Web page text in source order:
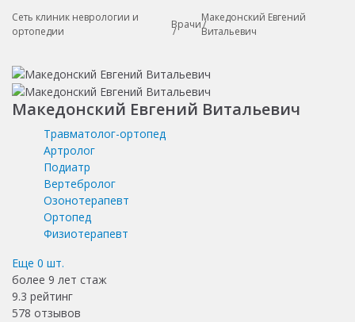
Сеть клиник неврологии и
ортопедии
Врачи
Македонский Евгений
Витальевич
Македонский Евгений Витальевич
Травматолог-ортопед
Артролог
Подиатр
Вертебролог
Озонотерапевт
Ортопед
Физиотерапевт
Еще 0 шт.
более 9 лет стаж
9.3 рейтинг
578 отзывов